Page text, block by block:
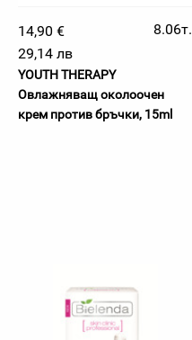
14,90 €
8.06т.
29,14 лв
YOUTH THERAPY
Овлажняващ околоочен
крем против бръчки, 15ml